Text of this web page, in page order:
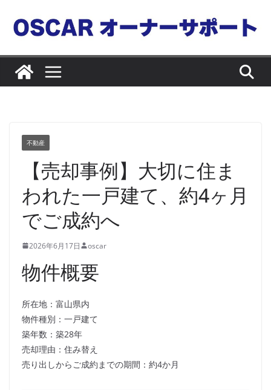
ン
不動産
【売却事例】大切に住ま
われた一戸建て、約4ヶ月
でご成約へ
2026年6月17日 oscar
物件概要
所在地：富山県内
物件種別：一戸建て
築年数：築28年
売却理由：住み替え
売り出しからご成約までの期間：約4か月